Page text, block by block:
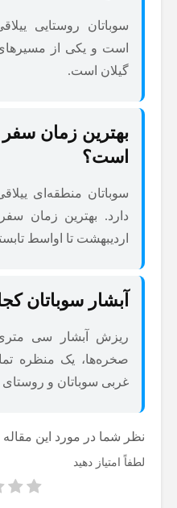
سوباتان روستایی
است و یکی از
گیلان است.
بهترین زمان
است؟
سوباتان منطقه‌ای
دارد. بهترین زمان
اردیبهشت تا اواسط
آبشار سوباتان
ریزش آبشار سی
صخره‌ها، یک منظره
غربی سوباتان و
نظر شما در مورد این
لطفاً امتیاز دهید